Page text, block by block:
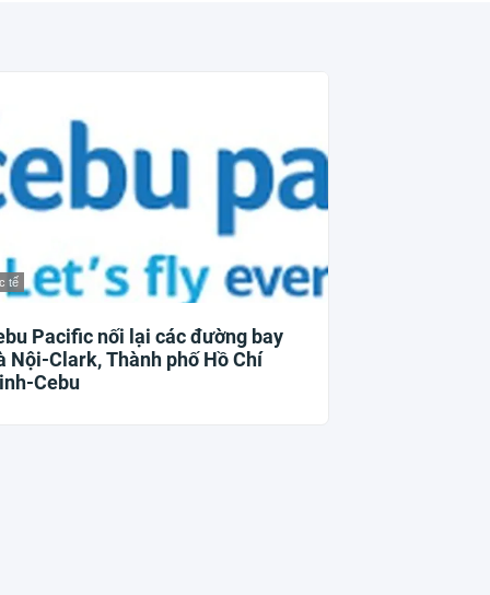
tế
Pacific nối lại các đường bay
Nội-Clark, Thành phố Hồ Chí
Cebu